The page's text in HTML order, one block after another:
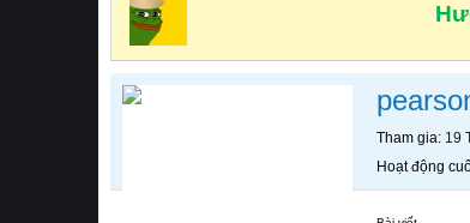
Tham gia 19
Hoạt động